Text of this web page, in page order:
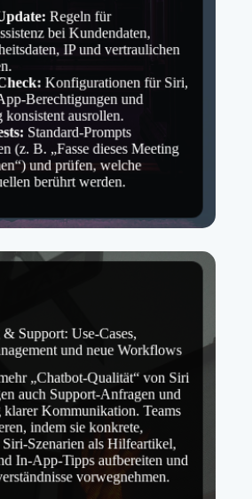
Regeln für
bei Kundendaten,
IP und vertraulichen
Konfigurationen für Siri,
Berechtigungen und
konsistent ausrollen.
Standard-Prompts
(z. B. „Fasse dieses Meeting
und prüfen, welche
berührt werden.
Support: Use-Cases,
und neue Workflows
„Chatbot-Qualität“ von Siri
auch Support-Anfragen und
klarer Kommunikation. Teams
indem sie konkrete,
Szenarien als Hilfeartikel,
In-App-Tipps aufbereiten und
vorwegnehmen.